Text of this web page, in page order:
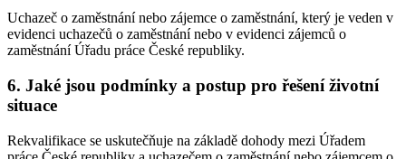
Uchazeč o zaměstnání nebo zájemce o zaměstnání, který je veden v
evidenci uchazečů o zaměstnání nebo v evidenci zájemců o
zaměstnání Úřadu práce České republiky.
6. Jaké jsou podmínky a postup pro řešení životní
situace
Rekvalifikace se uskutečňuje na základě dohody mezi Úřadem